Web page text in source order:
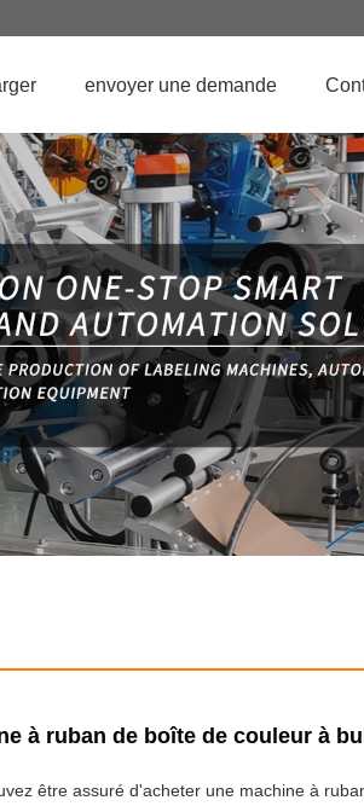
envoyer une demande
à ruban de boîte de couleur à
être assuré d'acheter une machine à